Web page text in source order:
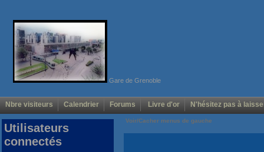
Gare de Grenoble
Nbre visiteurs Calendrier Forums Livre d'or N'hésitez pas à
Voir/Cacher menus de gauche
Utilisateurs
connectés